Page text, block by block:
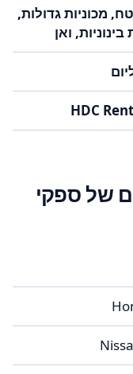
מכוניות גדולות,
בינוניות, ואן
HDC
של ספקי